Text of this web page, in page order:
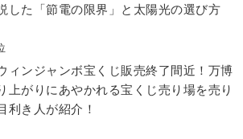
した「節電の限界」と太陽光の選び方
ィンジャンボ宝くじ販売終了間近！万博
上がりにあやかれる宝くじ売り場を売り
利き人が紹介！